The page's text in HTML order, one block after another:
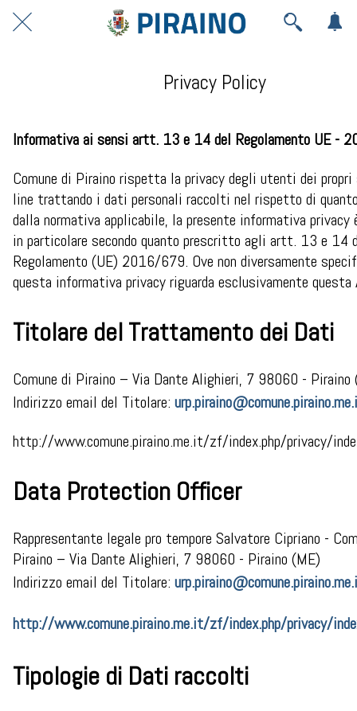
Privacy Policy
Informativa ai sensi artt. 13 e 14 del Regolamento UE -
Comune di Piraino rispetta la privacy degli utenti dei
line trattando i dati personali raccolti nel rispetto di
dalla normativa applicabile, la presente informativa privacy
in particolare secondo quanto prescritto agli artt. 13 e 14
Regolamento (UE) 2016/679. Ove non diversamente
questa informativa privacy riguarda esclusivamente questa
Titolare del Trattamento dei Dati
Comune di Piraino – Via Dante Alighieri, 7 98060 - Piraino
Indirizzo email del Titolare:
http://www.comune.piraino.me.it/zf/index.php/privacy/
Data Protection Officer
Rappresentante legale pro tempore Salvatore Cipriano -
Piraino – Via Dante Alighieri, 7 98060 - Piraino (ME)
Indirizzo email del Titolare:
http://www.comune.piraino.me.it/zf/index.php/privacy/
Tipologie di Dati raccolti